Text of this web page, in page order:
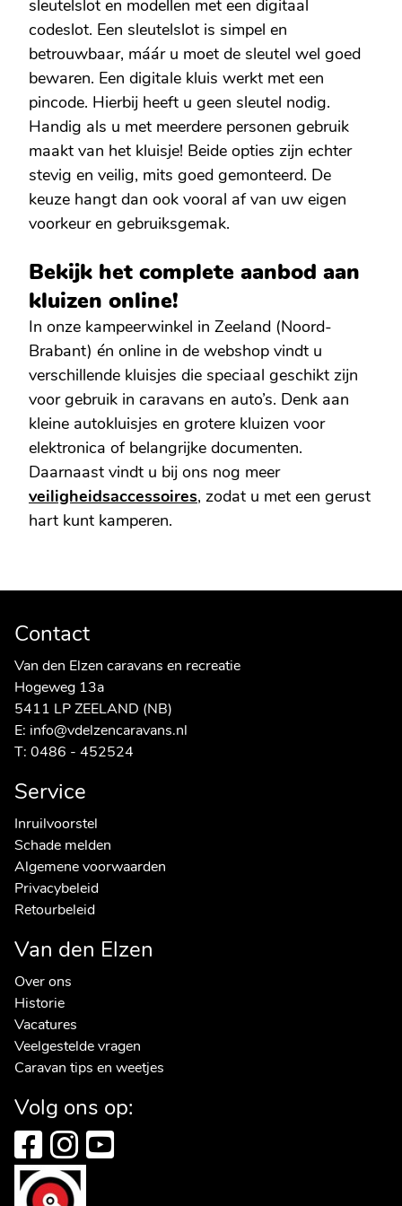
sleutelslot en modellen met een digitaal
codeslot. Een sleutelslot is simpel en
betrouwbaar, máár u moet de sleutel wel goed
bewaren. Een digitale kluis werkt met een
pincode. Hierbij heeft u geen sleutel nodig.
Handig als u met meerdere personen gebruik
maakt van het kluisje! Beide opties zijn echter
stevig en veilig, mits goed gemonteerd. De
keuze hangt dan ook vooral af van uw eigen
voorkeur en gebruiksgemak.
Bekijk het complete aanbod aan
kluizen online!
In onze kampeerwinkel in Zeeland (Noord-
Brabant) én online in de webshop vindt u
verschillende kluisjes die speciaal geschikt zijn
voor gebruik in caravans en auto’s. Denk aan
kleine autokluisjes en grotere kluizen voor
elektronica of belangrijke documenten.
Daarnaast vindt u bij ons nog meer
veiligheidsaccessoires, zodat u met een gerust
hart kunt kamperen.
Contact
Van den Elzen caravans en recreatie
Hogeweg 13a
5411 LP ZEELAND (NB)
E: info@vdelzencaravans.nl
T: 0486 - 452524
Service
Inruilvoorstel
Schade melden
Algemene voorwaarden
Privacybeleid
Retourbeleid
Van den Elzen
Over ons
Historie
Vacatures
Veelgestelde vragen
Caravan tips en weetjes
Volg ons op: